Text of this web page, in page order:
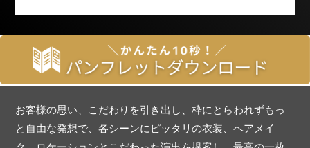
お客様の思い、こだわりを引き出し、枠にとらわれずもっ
と自由な発想で、各シーンにピッタリの衣装、ヘアメイ